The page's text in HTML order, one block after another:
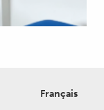
Français